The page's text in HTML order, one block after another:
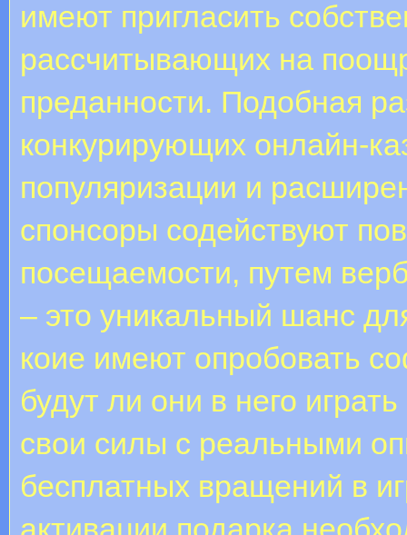
имеют пригласить
рассчитывающих на
преданности. Подобная
конкурирующих онлайн-
популяризации и
спонсоры содействуют
посещаемости, путем
– это уникальный шанс
коие имеют опробовать
будут ли они в него
свои силы с реальными
бесплатных вращений в